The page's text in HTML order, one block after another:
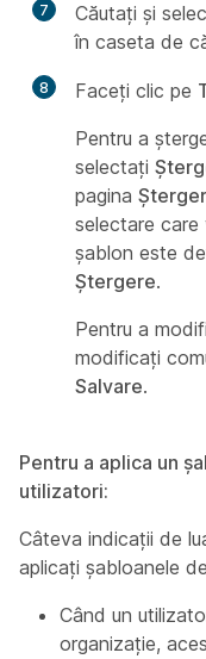
7
Căutați și
în caseta de
8 Faceți clic pe
Pentru a
selectați
pagina
selectare care
șablon este
Ștergere.
Pentru a
modificați
Salvare.
Pentru a aplica un
utilizatori:
Câteva indicații de
aplicați șabloanele
Când un
organizație,